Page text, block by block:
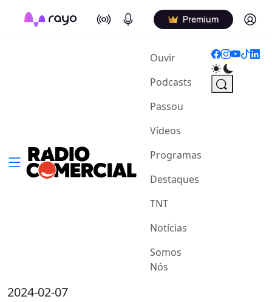
On Air Podcasts Premium Log in
Ouvir(current)
Podcasts
Passou
Vídeos
Programas
Destaques
TNT
Notícias
Somos
Nós
2024-02-07